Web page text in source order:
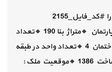
🔸#فردیس_بین فلکه اول و سه را #کد_فایل_2155
🔸تاریخ:1403/03/31 #فروش_آپارتمان 🔸متراژ بنا 190 🔸تعداد
اتاق 3 🔸طبقه 1 🔸کل طبقات ساختمان 4 🔸تعداد واحد در طبقه
1 🔸تعداد کل واحدها 7 🔸سال ساخت 1386 🔸موقعیت ملک :